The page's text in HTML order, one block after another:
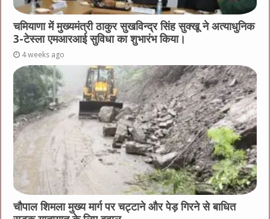
चमियाणा में मुख्यमंत्री ठाकुर सुखविन्द्र सिंह सुक्खू ने अत्याधुनिक
3-टेस्ला एमआरआई सुविधा का शुभारंभ किया।
4 weeks ago
चौपाल शिमला मुख्य मार्ग पर चट्टाने और पेड़ गिरने से बाधित